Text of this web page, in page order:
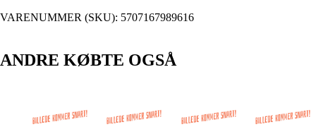
VARENUMMER (SKU): 5707167989616
ANDRE KØBTE OGSÅ